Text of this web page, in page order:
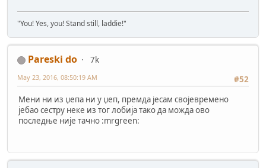
"You! Yes, you! Stand still, laddie!"
Pareski do
7k
#52
May 23, 2016, 08:50:19 AM
Meни ни из џепа ни у џеп, премда јесам својевремено
јебао сестру неке из тог лобија тако да можда ово
последње није тачно :mrgreen: